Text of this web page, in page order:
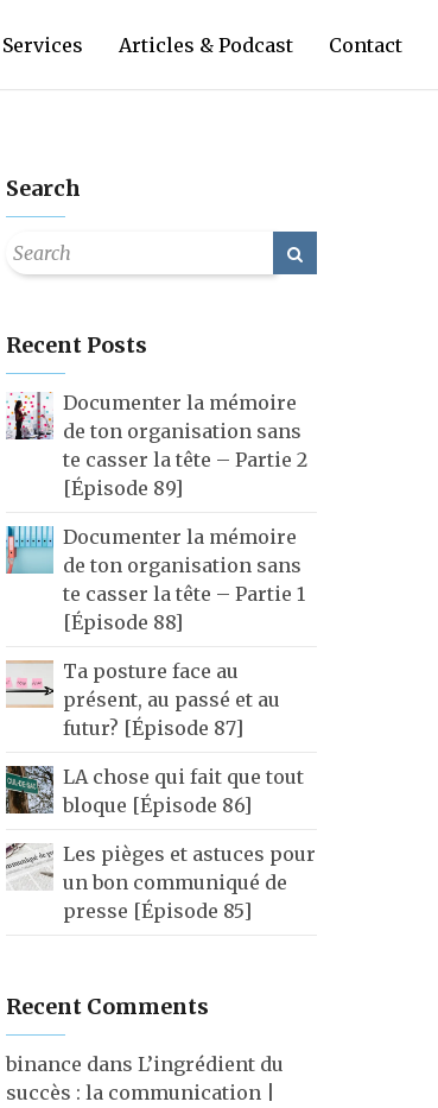
Services Articles & Podcast Contact
Search
Recent Posts
Documenter la mémoire
de ton organisation sans
te casser la tête – Partie 2
[Épisode 89]
Documenter la mémoire
de ton organisation sans
te casser la tête – Partie 1
[Épisode 88]
Ta posture face au
présent, au passé et au
futur? [Épisode 87]
LA chose qui fait que tout
bloque [Épisode 86]
Les pièges et astuces pour
un bon communiqué de
presse [Épisode 85]
Recent Comments
binance dans L’ingrédient du
succès : la communication |